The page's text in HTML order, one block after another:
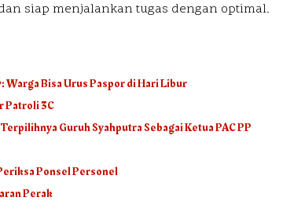
siap menjalankan tugas dengan optimal.
Warga Bisa Urus Paspor di Hari Libur
Patroli 3C
Guruh Syahputra Sebagai Ketua PAC PP
Ponsel Personel
Perak